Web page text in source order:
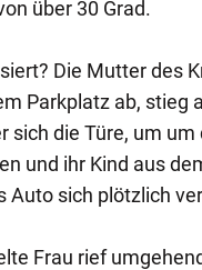
über 30 Grad.
Die Mutter des
Parkplatz ab, stieg
sich die Türe, um um
und ihr Kind aus
Auto sich plötzlich
Frau rief